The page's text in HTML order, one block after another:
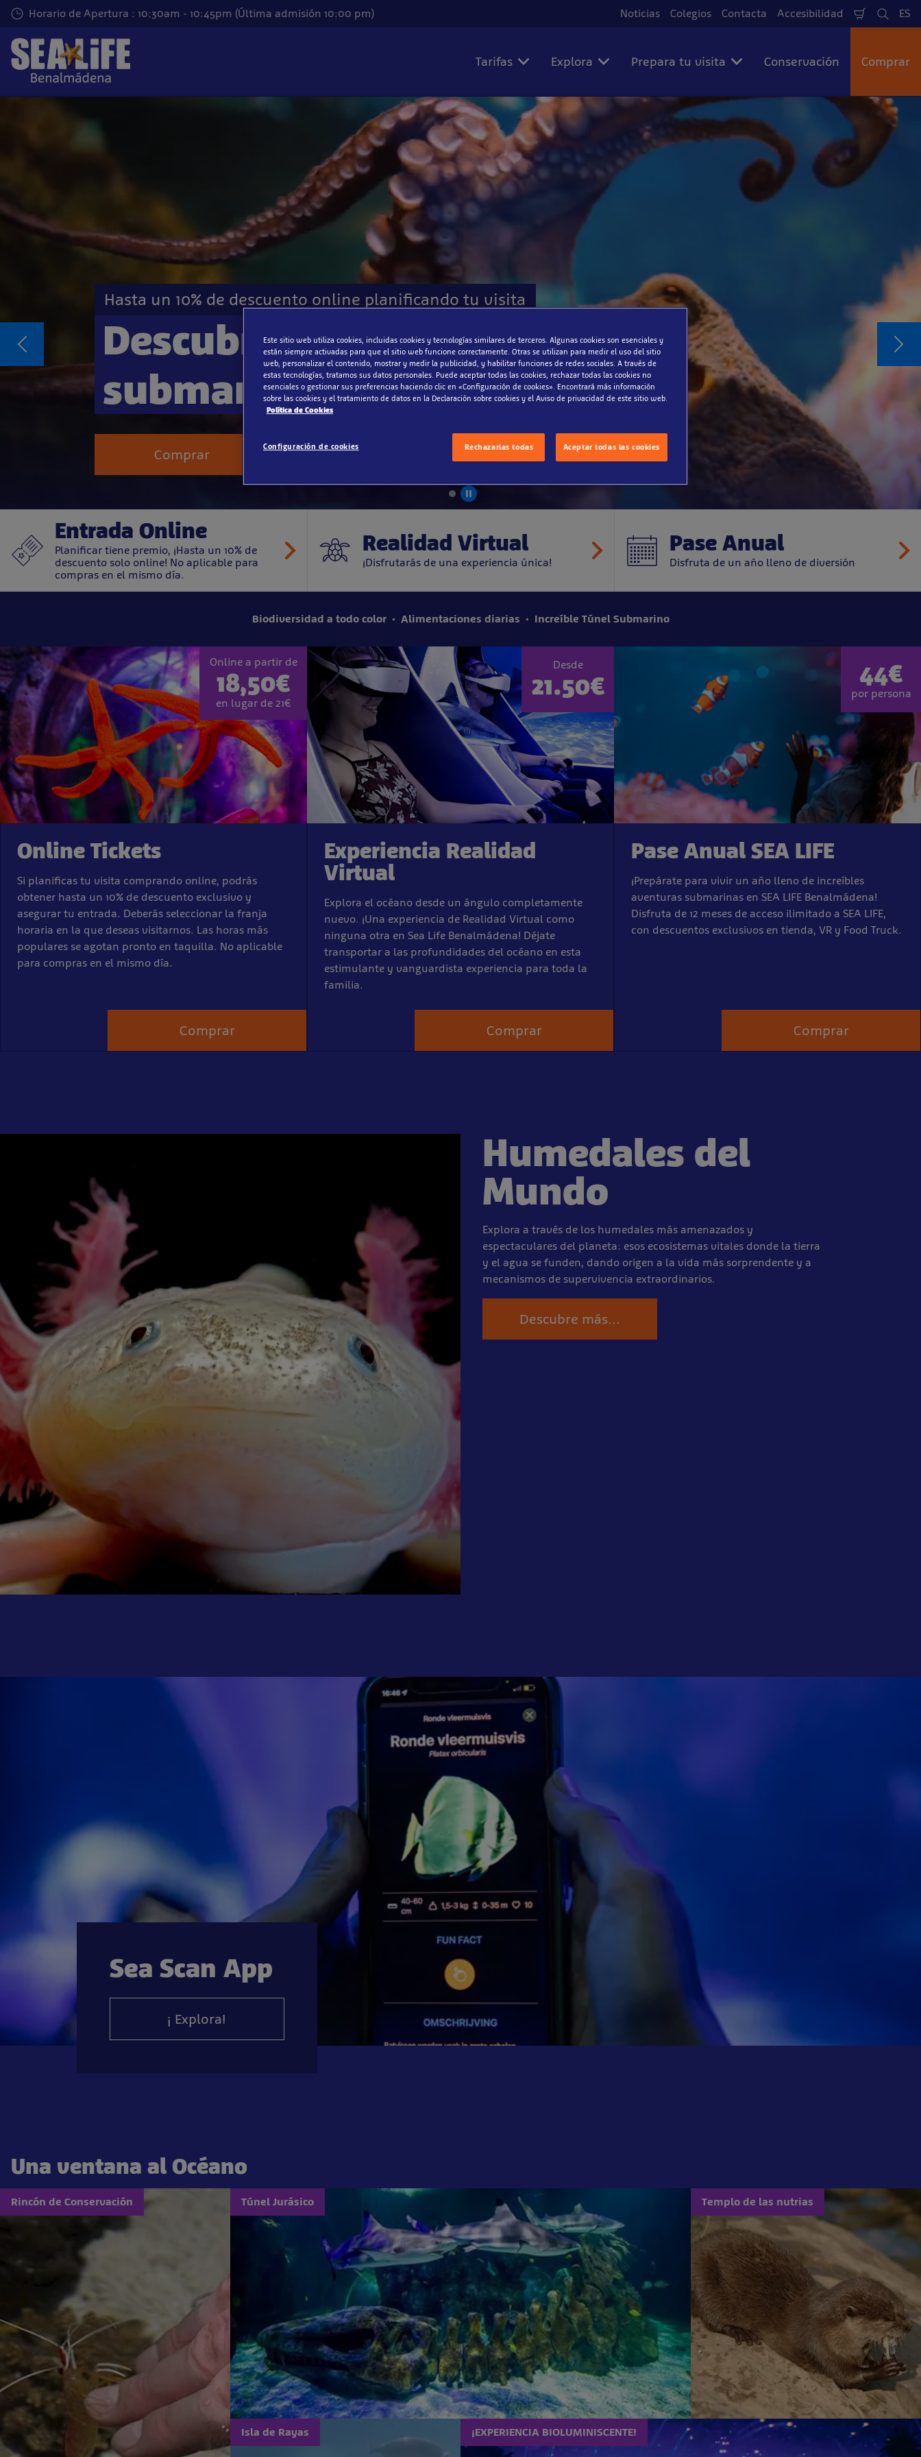
Saltar
contenido
principal
Horario de Apertura : 10:30am - 10:45pm (Última admisión 10:00 pm) Noticias Colegios Contacta Accesibilidad
Cesta
de
Buscar
ES
Tarifas Explora Prepara tu visita Conservación Comprar
Hasta un 10% de descuento online planificando tu visita
Descubre un increíble mundo
submarino
Comprar
Entrada Online
Planificar tiene premio, ¡Hasta un 10% de
descuento solo online! No aplicable para
compras en el mismo día.
Realidad Virtual
¡Disfrutarás de una experiencia única!
Pase Anual
Disfruta de un año lleno de diversión
Biodiversidad a todo color Alimentaciones diarias Increíble Túnel Submarino
Online a partir de
18,50€
en lugar de 21€
Online Tickets
Si planificas tu visita comprando online, podrás
obtener hasta un 10% de descuento exclusivo y
asegurar tu entrada. Deberás seleccionar la franja
horaria en la que deseas visitarnos. Las horas más
populares se agotan pronto en taquilla. No aplicable
para compras en el mismo día.
Comprar
Desde
21.50€
Experiencia Realidad
Virtual
Explora el océano desde un ángulo completamente
nuevo. ¡Una experiencia de Realidad Virtual como
ninguna otra en Sea Life Benalmádena! Déjate
transportar a las profundidades del océano en esta
estimulante y vanguardista experiencia para toda la
familia.
Comprar
44€
por persona
Pase Anual SEA LIFE
¡Prepárate para vivir un año lleno de increíbles
aventuras submarinas en SEA LIFE Benalmádena!
Disfruta de 12 meses de acceso ilimitado a SEA LIFE,
con descuentos exclusivos en tienda, VR y Food Truck.
Comprar
Humedales del
Mundo
Explora a través de los humedales más amenazados y
espectaculares del planeta: esos ecosistemas vitales donde la tierra
y el agua se funden, dando origen a la vida más sorprendente y a
mecanismos de supervivencia extraordinarios.
Descubre más...
Sea Scan App
¡ Explora!
Una ventana al Océano
Rincón de Conservación Túnel Jurásico Templo de las nutrias
Isla de Rayas ¡EXPERIENCIA BIOLUMINISCENTE!
Este sitio web utiliza cookies, incluidas cookies y tecnologías similares de terceros. Algunas cookies son esenciales y
están siempre activadas para que el sitio web funcione correctamente. Otras se utilizan para medir el uso del sitio
web, personalizar el contenido, mostrar y medir la publicidad, y habilitar funciones de redes sociales. A través de
estas tecnologías, tratamos sus datos personales. Puede aceptar todas las cookies, rechazar todas las cookies no
esenciales o gestionar sus preferencias haciendo clic en «Configuración de cookies». Encontrará más información
sobre las cookies y el tratamiento de datos en la Declaración sobre cookies y el Aviso de privacidad de este sitio web.
Política de Cookies
Configuración de cookies Rechazarlas todas Aceptar todas las cookies